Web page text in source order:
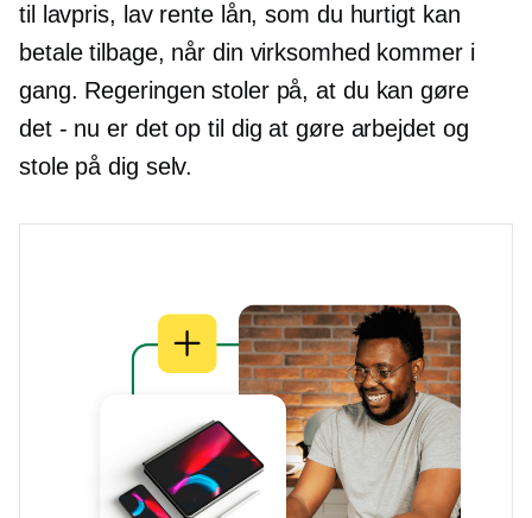
til
lavpris, lav rentelån, som du hurtigt kan
betale tilbage, når din virksomhed kommer i
gang. Regeringen stoler på, at du kan gøre
det - nu er det op til dig at gøre arbejdet og
stole på dig selv.